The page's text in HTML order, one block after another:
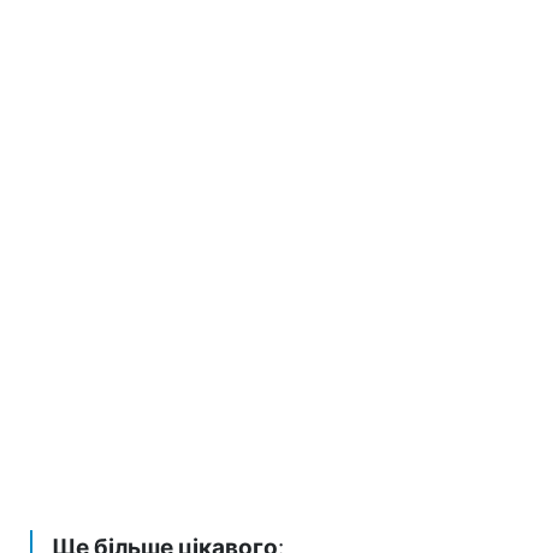
Ще більше цікавого: